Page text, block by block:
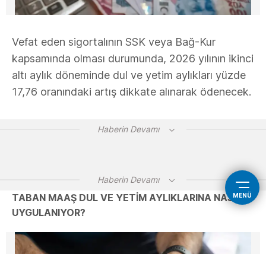
MENÜ
Vefat eden sigortalının SSK veya Bağ-Kur
kapsamında olması durumunda, 2026 yılının ikinci
altı aylık döneminde dul ve yetim aylıkları yüzde
17,76 oranındaki artış dikkate alınarak ödenecek.
Haberin Devamı
Haberin Devamı
TABAN MAAŞ DUL VE YETİM AYLIKLARINA NASIL
UYGULANIYOR?